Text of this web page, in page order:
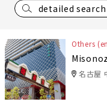
detailed search
Others
名古屋